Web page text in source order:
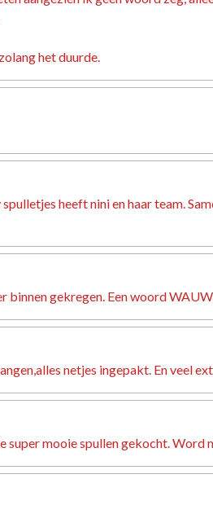
het duurde.
heeft nini en haar team.
binnen gekregen. Een woord
netjes ingepakt. En veel
super mooie spullen gekocht. Word